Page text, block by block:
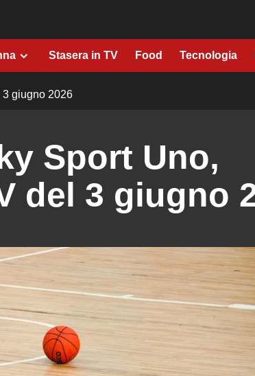
Stasera in TV Food Tecnologia
3 giugno 2026
Sport Uno,
del 3 giugno